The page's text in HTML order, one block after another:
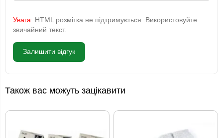
Увага: HTML розмітка не підтримується. Використовуйте
звичайний текст.
Залишити відгук
Також вас можуть зацікавити